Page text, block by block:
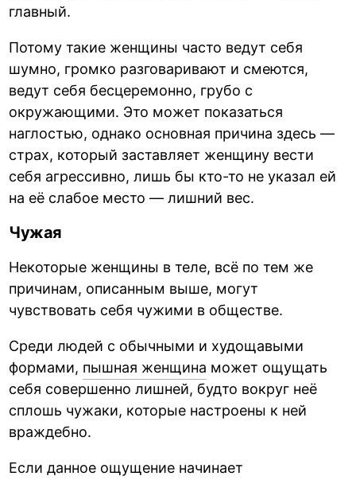
главный.
Потому такие женщины часто ведут себя
шумно, громко разговаривают и смеются,
ведут себя бесцеремонно, грубо с
окружающими. Это может показаться
наглостью, однако основная причина здесь —
страх, который заставляет женщину вести
себя агрессивно, лишь бы кто-то не указал ей
на её слабое место — лишний вес.
Чужая
Некоторые женщины в теле, всё по тем же
причинам, описанным выше, могут
чувствовать себя чужими в обществе.
Среди людей с обычными и худощавыми
формами, пышная женщина может ощущать
себя совершенно лишней, будто вокруг неё
сплошь чужаки, которые настроены к ней
враждебно.
Если данное ощущение начинает